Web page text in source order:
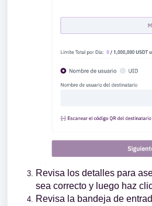
Revisa los detalles para
sea correcto y luego haz
Revisa la bandeja de